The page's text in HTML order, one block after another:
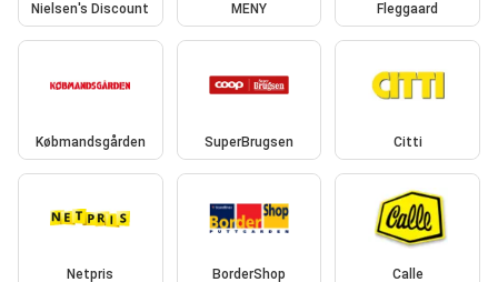
Nielsen's Discount MENY Fleggaard
Købmandsgården SuperBrugsen Citti
Netpris BorderShop Calle